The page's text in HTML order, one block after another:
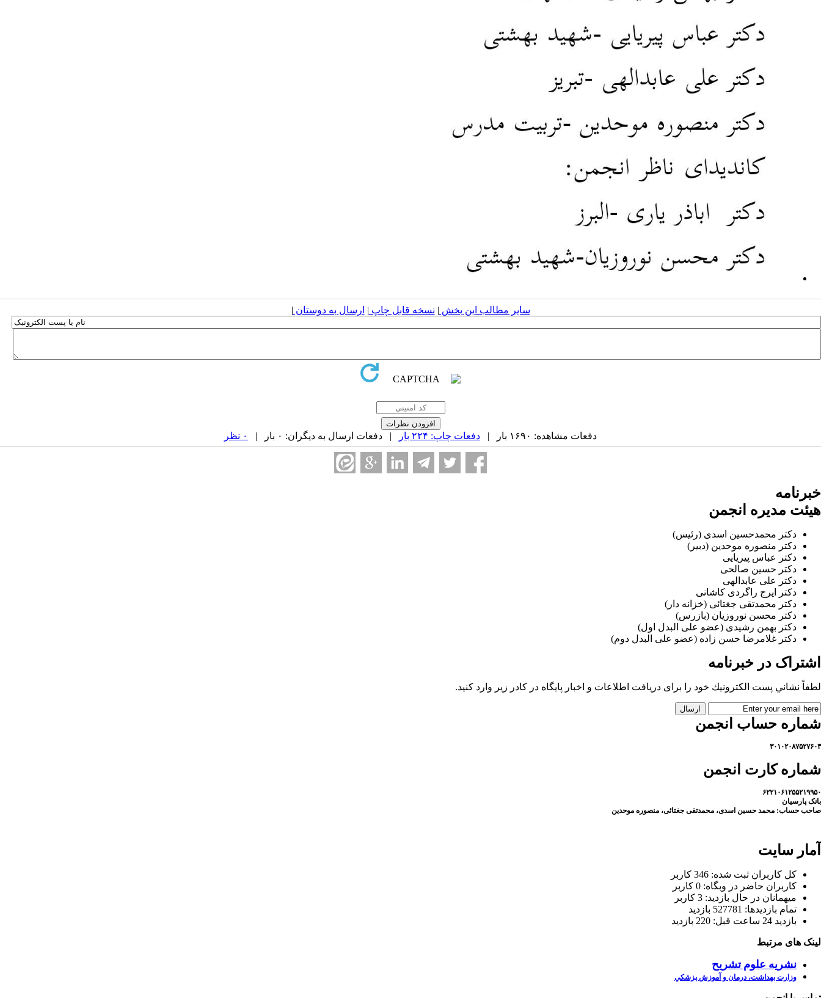
سایر مطالب این بخش | نسخه قابل چاپ | ارسال به دوستان |
دفعات مشاهده: ۱۶۹۰ بار | دفعات چاپ: ۲۲۴ بار | دفعات ارسال به دیگران: ۰ بار | ۰ نظر
خبرنامه
هیئت مدیره انجمن
دکتر محمدحسین اسدی (رئیس)
دکتر منصوره موحدین (دبیر)
دکتر عباس پیریایی
دکتر حسین صالحی
دکتر علی عابدالهی
دکتر ایرج راگردی کاشانی
دکتر محمدتقی جغتائی (خزانه دار)
دکتر محسن نوروزیان (بازرس)
دکتر بهمن رشیدی (عضو علی البدل اول)
دکتر غلامرضا حسن زاده (عضو علی البدل دوم)
اشتراک در خبرنامه
لطفاً نشاني پست الكترونيك خود را برای دريافت اطلاعات و اخبار پايگاه در كادر زير وارد كنيد.
شماره حساب انجمن
۳۰۱۰۲۰۸۷۵۲۷۶۰۳
شماره کارت انجمن
۶۲۲۱۰۶۱۲۵۵۲۱۹۹۵۰
بانک پارسیان
صاحب حساب: محمد حسین اسدی، محمدتقی جغتائی، منصوره موحدین
آمار سایت
كل کاربران ثبت شده: 346 کاربر
کاربران حاضر در وبگاه: 0 کاربر
ميهمانان در حال بازديد: 3 کاربر
تمام بازديد‌ها: 527781 بازدید
بازديد 24 ساعت قبل: 220 بازدید
لینک های مرتبط
نشریه علوم تشریح
وزارت بهداشت، درمان و آموزش پزشكي